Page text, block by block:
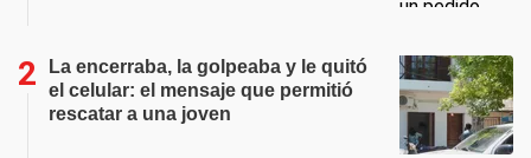
La encerraba, la golpeaba y le quitó
el celular: el mensaje que permitió
rescatar a una joven